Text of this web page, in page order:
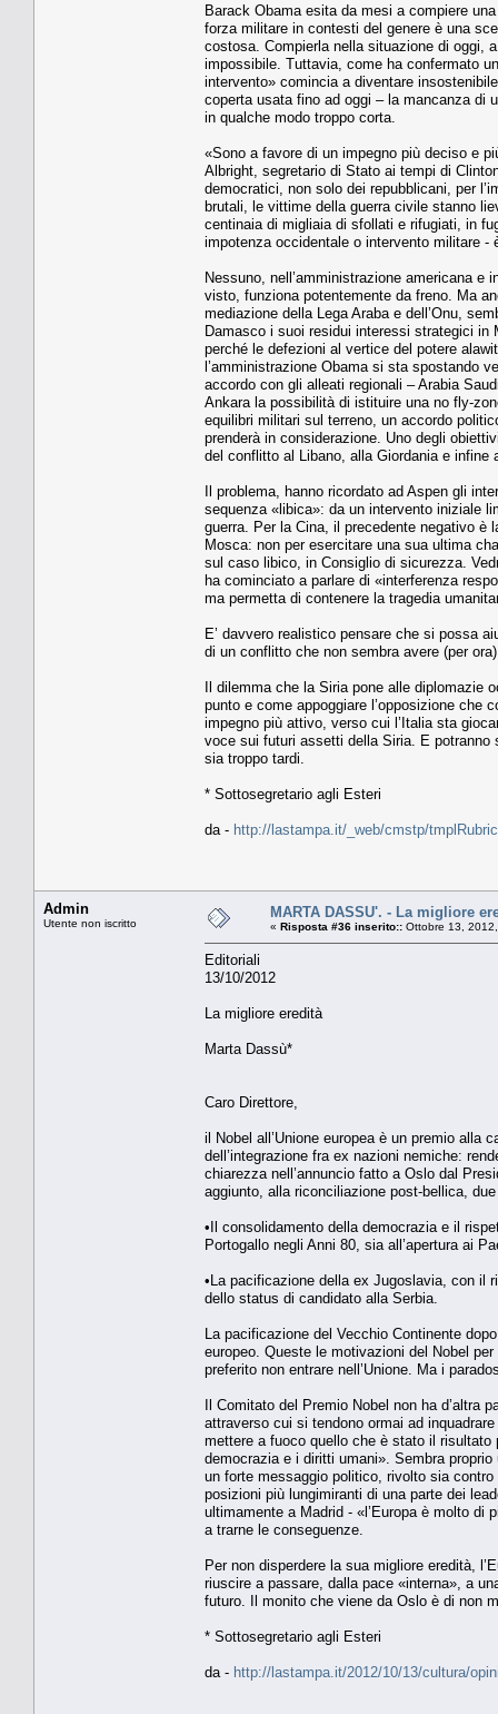
Barack Obama esita da mesi a compiere
forza militare in contesti del genere è una
costosa. Compierla nella situazione di oggi,
impossibile. Tuttavia, come ha confermato
intervento» comincia a diventare
coperta usata fino ad oggi – la mancanza di
in qualche modo troppo corta.
«Sono a favore di un impegno più deciso e
Albright, segretario di Stato ai tempi di
democratici, non solo dei repubblicani, per
brutali, le vittime della guerra civile stanno
centinaia di migliaia di sfollati e rifugiati, in
impotenza occidentale o intervento militare -
Nessuno, nell’amministrazione americana e
visto, funziona potentemente da freno. Ma
mediazione della Lega Araba e dell’Onu,
Damasco i suoi residui interessi strategici in
perché le defezioni al vertice del potere
l’amministrazione Obama si sta spostando
accordo con gli alleati regionali – Arabia
Ankara la possibilità di istituire una no fly-
equilibri militari sul terreno, un accordo
prenderà in considerazione. Uno degli
del conflitto al Libano, alla Giordania e infine
Il problema, hanno ricordato ad Aspen gli
sequenza «libica»: da un intervento iniziale
guerra. Per la Cina, il precedente negativo è
Mosca: non per esercitare una sua ultima
sul caso libico, in Consiglio di sicurezza.
ha cominciato a parlare di «interferenza
ma permetta di contenere la tragedia
E’ davvero realistico pensare che si possa
di un conflitto che non sembra avere (per
Il dilemma che la Siria pone alle diplomazie
punto e come appoggiare l’opposizione che
impegno più attivo, verso cui l’Italia sta
voce sui futuri assetti della Siria. E potranno
sia troppo tardi.
* Sottosegretario agli Esteri
da - http://lastampa.it/_web/cmstp/
Admin
Utente non iscritto
MARTA DASSU'. - La migliore
« Risposta #36 inserito:: Ottobre 13,
Editoriali
13/10/2012
La migliore eredità
Marta Dassù*
Caro Direttore,
il Nobel all’Unione europea è un premio alla
dell’integrazione fra ex nazioni nemiche:
chiarezza nell’annuncio fatto a Oslo dal
aggiunto, alla riconciliazione post-bellica,
•Il consolidamento della democrazia e il
Portogallo negli Anni 80, sia all’apertura ai
•La pacificazione della ex Jugoslavia, con il
dello status di candidato alla Serbia.
La pacificazione del Vecchio Continente
europeo. Queste le motivazioni del Nobel
preferito non entrare nell’Unione. Ma i
Il Comitato del Premio Nobel non ha d’altra
attraverso cui si tendono ormai ad
mettere a fuoco quello che è stato il
democrazia e i diritti umani». Sembra
un forte messaggio politico, rivolto sia
posizioni più lungimiranti di una parte dei
ultimamente a Madrid - «l’Europa è molto di
a trarne le conseguenze.
Per non disperdere la sua migliore eredità,
riuscire a passare, dalla pace «interna», a
futuro. Il monito che viene da Oslo è di non
* Sottosegretario agli Esteri
da - http://lastampa.it/2012/10/13/cultura/